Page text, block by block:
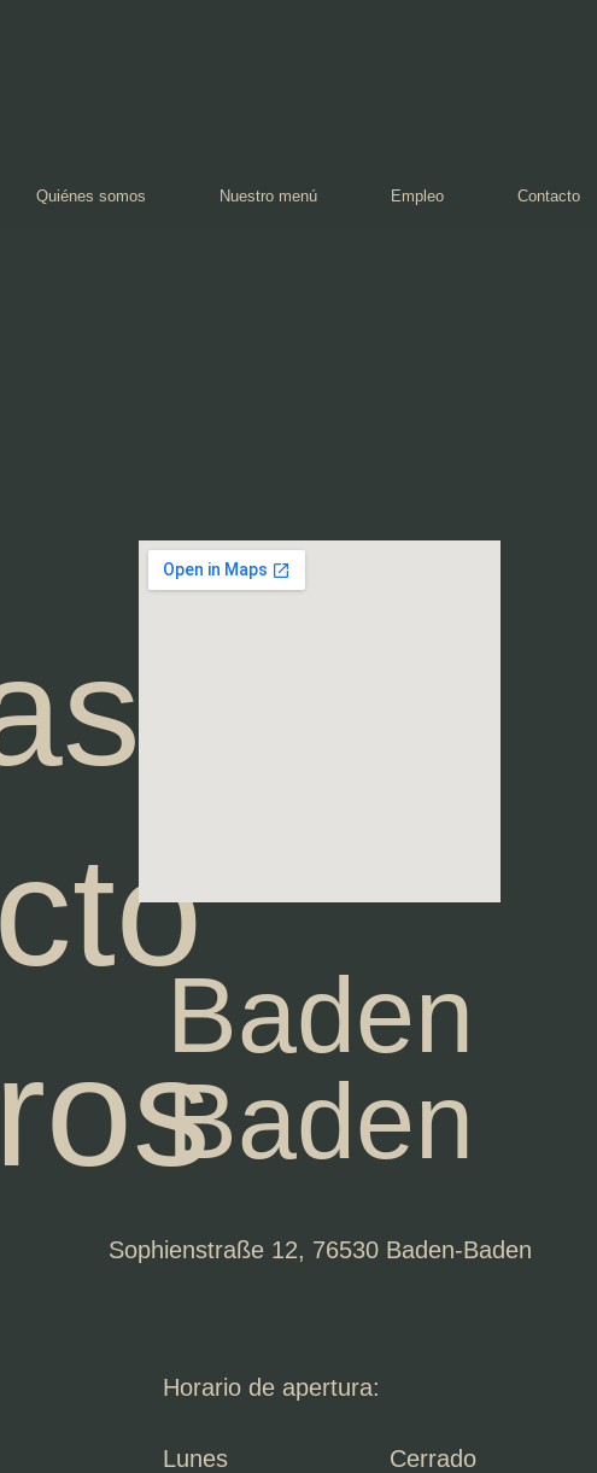
Quiénes somos Nuestro menú Empleo Contacto
Baden
Baden
Sophienstraße 12, 76530 Baden-Baden
Horario de apertura:
Lunes Cerrado